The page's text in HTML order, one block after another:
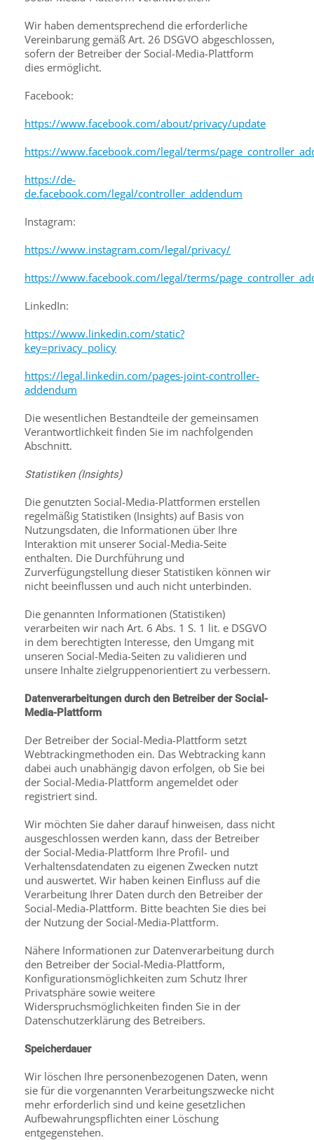
Wir haben dementsprechend die erforderliche
Vereinbarung gemäß Art. 26 DSGVO abgeschlossen,
sofern der Betreiber der Social-Media-Plattform
dies ermöglicht.
Facebook:
https://www.facebook.com/about/privacy/update
https://www.facebook.com/legal/terms/
https://de-
de.facebook.com/legal/controller_addendum
Instagram:
https://www.instagram.com/legal/privacy/
https://www.facebook.com/legal/terms/
LinkedIn:
https://www.linkedin.com/static?
key=privacy_policy
https://legal.linkedin.com/pages-joint-controller-
addendum
Die wesentlichen Bestandteile der gemeinsamen
Verantwortlichkeit finden Sie im nachfolgenden
Abschnitt.
Statistiken (Insights)
Die genutzten Social-Media-Plattformen erstellen
regelmäßig Statistiken (Insights) auf Basis von
Nutzungsdaten, die Informationen über Ihre
Interaktion mit unserer Social-Media-Seite
enthalten. Die Durchführung und
Zurverfügungstellung dieser Statistiken können wir
nicht beeinflussen und auch nicht unterbinden.
Die genannten Informationen (Statistiken)
verarbeiten wir nach Art. 6 Abs. 1 S. 1 lit. e DSGVO
in dem berechtigten Interesse, den Umgang mit
unseren Social-Media-Seiten zu validieren und
unsere Inhalte zielgruppenorientiert zu verbessern.
Datenverarbeitungen durch den Betreiber der Social-
Media-Plattform
Der Betreiber der Social-Media-Plattform setzt
Webtrackingmethoden ein. Das Webtracking kann
dabei auch unabhängig davon erfolgen, ob Sie bei
der Social-Media-Plattform ange­meldet oder
registriert sind.
Wir möchten Sie daher darauf hinweisen, dass nicht
ausgeschlossen werden kann, dass der Betreiber
der Social-Media-Plattform Ihre Profil- und
Verhaltensdatendaten zu eigenen Zwecken nutzt
und auswertet. Wir haben keinen Einfluss auf die
Verarbeitung Ihrer Daten durch den Betreiber der
Social-Media-Plattform. Bitte beachten Sie dies bei
der Nutzung der Social-Media-Plattform.
Nähere Informationen zur Datenverarbeitung durch
den Betreiber der Social-Media-Plattform,
Konfigurationsmöglichkeiten zum Schutz Ihrer
Privatsphäre sowie weitere
Widerspruchsmöglichkeiten finden Sie in der
Datenschutzerklärung des Betreibers.
Speicherdauer
Wir löschen Ihre personenbezogenen Daten, wenn
sie für die vorgenannten Verarbeitungs­zwecke nicht
mehr erforderlich sind und keine gesetzlichen
Aufbewahrungspflichten einer Löschung
entgegenstehen.